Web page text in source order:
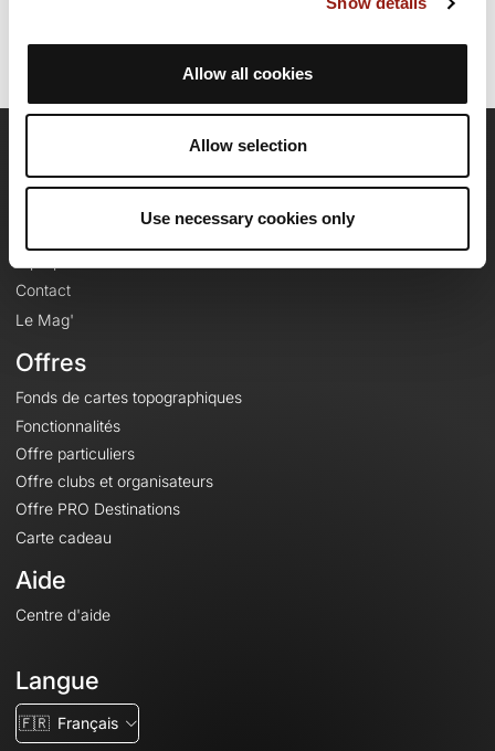
Allow all cookies
Allow selection
Use necessary cookies only
OpenRunner
Contact
Le Mag'
Offres
Fonds de cartes topographiques
Fonctionnalités
Offre particuliers
Offre clubs et organisateurs
Offre PRO Destinations
Carte cadeau
Aide
Centre d'aide
Langue
🇫🇷 Français